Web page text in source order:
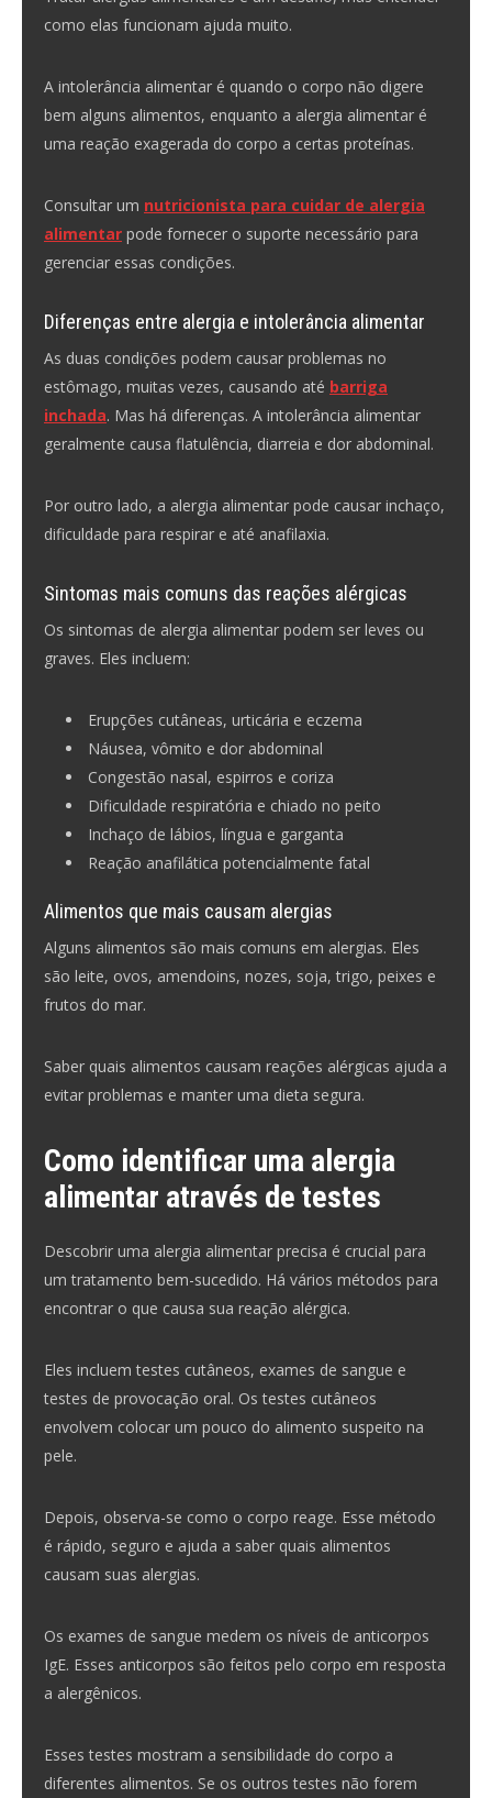
como elas funcionam ajuda muito.
A intolerância alimentar é quando o corpo não digere
bem alguns alimentos, enquanto a alergia alimentar é
uma reação exagerada do corpo a certas proteínas.
Consultar um nutricionista para cuidar de alergia
alimentar pode fornecer o suporte necessário para
gerenciar essas condições.
Diferenças entre alergia e intolerância alimentar
As duas condições podem causar problemas no
estômago, muitas vezes, causando até barriga
inchada. Mas há diferenças. A intolerância alimentar
geralmente causa flatulência, diarreia e dor abdominal.
Por outro lado, a alergia alimentar pode causar inchaço,
dificuldade para respirar e até anafilaxia.
Sintomas mais comuns das reações alérgicas
Os sintomas de alergia alimentar podem ser leves ou
graves. Eles incluem:
Erupções cutâneas, urticária e eczema
Náusea, vômito e dor abdominal
Congestão nasal, espirros e coriza
Dificuldade respiratória e chiado no peito
Inchaço de lábios, língua e garganta
Reação anafilática potencialmente fatal
Alimentos que mais causam alergias
Alguns alimentos são mais comuns em alergias. Eles
são leite, ovos, amendoins, nozes, soja, trigo, peixes e
frutos do mar.
Saber quais alimentos causam reações alérgicas ajuda a
evitar problemas e manter uma dieta segura.
Como identificar uma alergia
alimentar através de testes
Descobrir uma alergia alimentar precisa é crucial para
um tratamento bem-sucedido. Há vários métodos para
encontrar o que causa sua reação alérgica.
Eles incluem testes cutâneos, exames de sangue e
testes de provocação oral. Os testes cutâneos
envolvem colocar um pouco do alimento suspeito na
pele.
Depois, observa-se como o corpo reage. Esse método
é rápido, seguro e ajuda a saber quais alimentos
causam suas alergias.
Os exames de sangue medem os níveis de anticorpos
IgE. Esses anticorpos são feitos pelo corpo em resposta
a alergênicos.
Esses testes mostram a sensibilidade do corpo a
diferentes alimentos. Se os outros testes não forem